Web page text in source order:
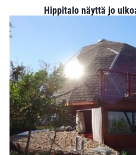
Hippitalo näyttä jo